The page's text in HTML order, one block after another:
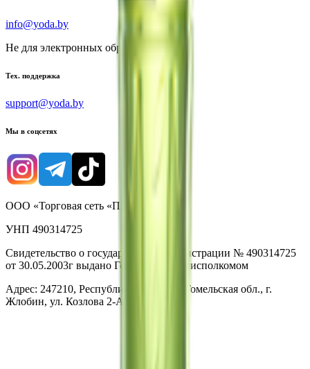
info@yoda.by
Не для электронных обращений
Тех. поддержка
support@yoda.by
Мы в соцсетях
ООО «Торговая сеть «Продмир»
УНП 490314725
Свидетельство о государственной регистрации № 490314725
от 30.05.2003г выдано Гомельским облисполкомом
Адрес: 247210, Республика Беларусь, Гомельская обл., г.
Жлобин, ул. Козлова 2-А